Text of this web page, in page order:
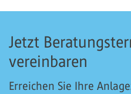
Jetzt
vereinbaren
Erreichen Sie Ihre